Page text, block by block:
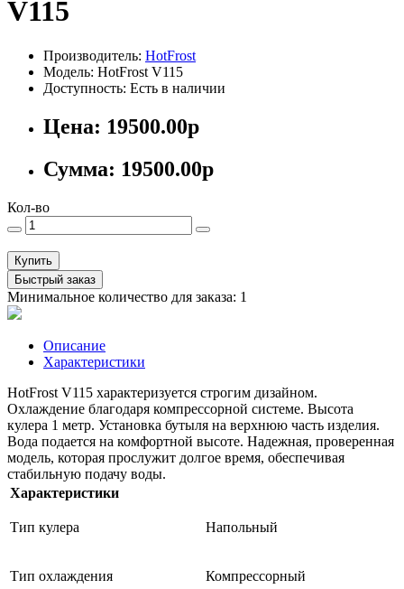
V115
Производитель: HotFrost
Модель: HotFrost V115
Доступность: Есть в наличии
Цена: 19500.00р
Сумма: 19500.00р
Кол-во
Купить
Быстрый заказ
Минимальное количество для заказа: 1
Описание
Характеристики
HotFrost V115 характеризуется строгим дизайном.
Охлаждение благодаря компрессорной системе. Высота
кулера 1 метр. Установка бутыля на верхнюю часть изделия.
Вода подается на комфортной высоте. Надежная, проверенная
модель, которая прослужит долгое время, обеспечивая
стабильную подачу воды.
Характеристики
Тип кулера Напольный
Тип охлаждения Компрессорный